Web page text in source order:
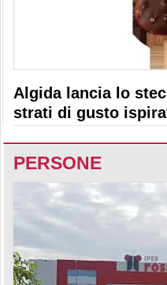
Algida lancia lo
strati di gusto
PERSONE